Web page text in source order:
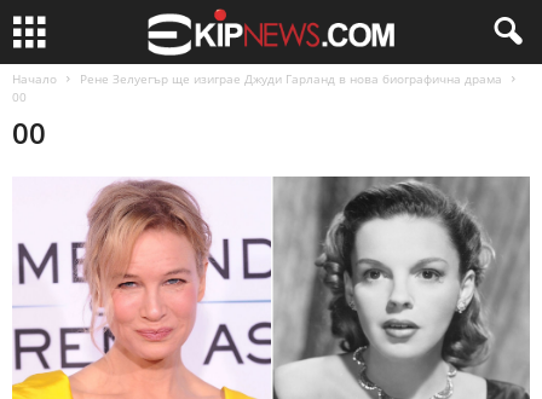
Начало
Рене Зелуегър ще изиграе Джуди Гарланд в нова биографична драма
00
00